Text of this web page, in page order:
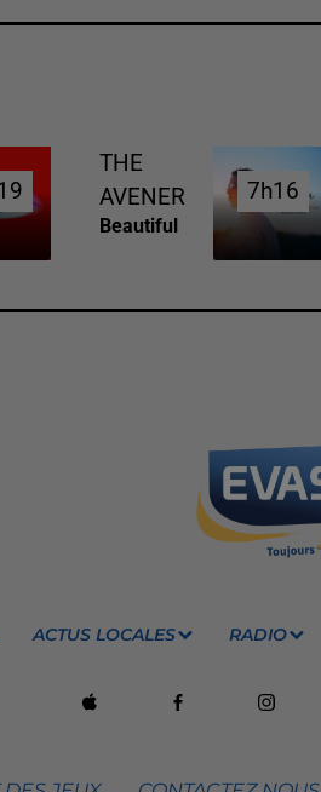
THE
AVENER
Beautiful
7h16
7h16
ACTUS LOCALES RADIO